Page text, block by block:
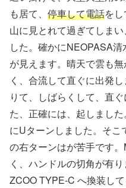
も居て、 停車して電話を
山に見とれて過ぎてしま
した。確かにNEOPASA
が見えます。晴天で雲も無
く、合流して直ぐに出発
りて、しばらくして、直ぐ
た、正確には、起しまし
にUターンしました。そこ
の右ターンはが苦手です
く、ハンドルの切角が有
ZCOO TYPE-C へ換装し